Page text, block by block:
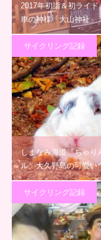
2017年初詣＆初ライ
車の神様「大山神社
サイクリング記録
しまなみ海道『ちゃり
ル、大久野島の可愛
サイクリング記録